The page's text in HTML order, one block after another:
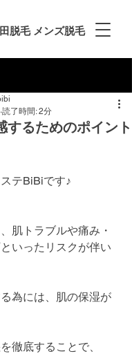
脱毛 メンズ脱毛
するためのポイント
読了時間: 2分
テBiBiです♪
肌トラブルや痛み・
いったリスクが伴い
為には、肌の保湿が
徹底することで、